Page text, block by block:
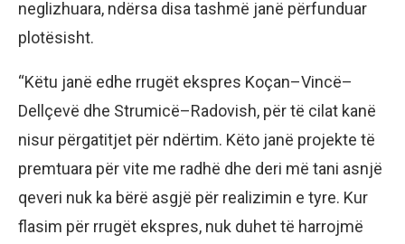
neglizhuara, ndërsa disa tashmë janë përfunduar
plotësisht.
“Këtu janë edhe rrugët ekspres Koçan–Vincë–
Dellçevë dhe Strumicë–Radovish, për të cilat kanë
nisur përgatitjet për ndërtim. Këto janë projekte të
premtuara për vite me radhë dhe deri më tani asnjë
qeveri nuk ka bërë asgjë për realizimin e tyre. Kur
flasim për rrugët ekspres, nuk duhet të harrojmë